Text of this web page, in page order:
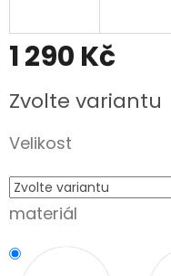
1 290 Kč
cena:
Zvolte variantu
Velikost
materiál